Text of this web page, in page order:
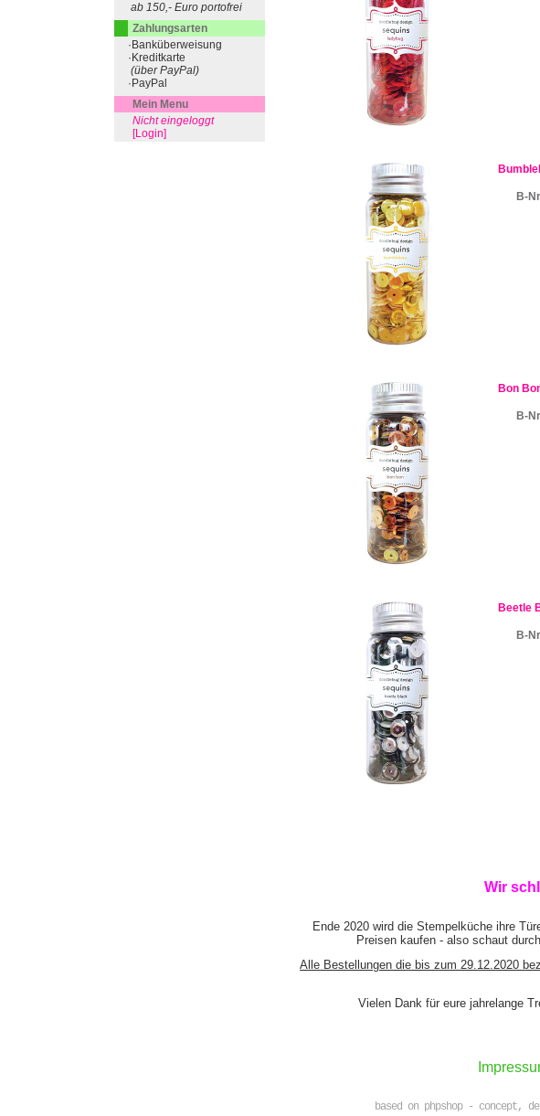
B-
Bon
B-
Beetle
B-
Wir
Ende 2020 wird die Stempelküche ihre
Preisen kaufen - also schaut
Alle Bestellungen die bis zum 29.12.2020
Vielen Dank für eure jahrelange
based on phpshop - concept,
ab 150,- Euro portofrei
Zahlungsarten
·Banküberweisung
·Kreditkarte
(über PayPal)
·PayPal
Mein Menu
Nicht eingeloggt
[Login]